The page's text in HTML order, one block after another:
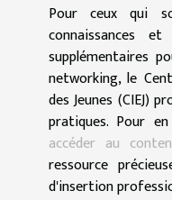
Pour ceux qui
connaissances
supplémentaires
networking, le
des Jeunes (CIEJ)
pratiques. Pour
accéder au
ressource
d'insertion